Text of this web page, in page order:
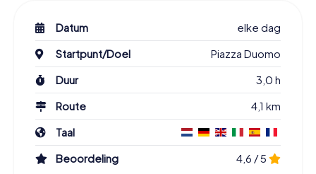
Datum
elke dag
Startpunt/Doel
Piazza Duomo
Duur
3,0 h
Route
4,1 km
Taal
Beoordeling
4,6 / 5